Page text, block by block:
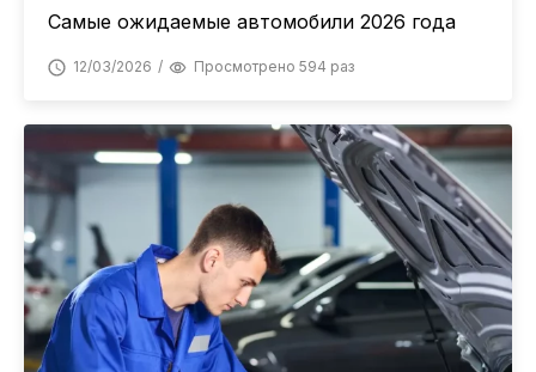
Самые ожидаемые автомобили 2026 года
12/03/2026 Просмотрено 594 раз